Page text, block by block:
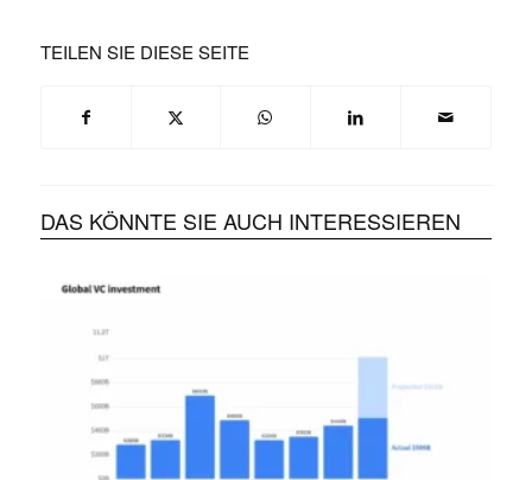
TEILEN SIE DIESE SEITE
DAS KÖNNTE SIE AUCH INTERESSIEREN